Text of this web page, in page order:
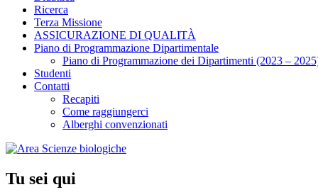
Ricerca
Terza Missione
ASSICURAZIONE DI QUALITÀ
Piano di Programmazione Dipartimentale
Piano di Programmazione dei Dipartimenti (2023 –
Studenti
Contatti
Recapiti
Come raggiungerci
Alberghi convenzionati
Tu sei qui